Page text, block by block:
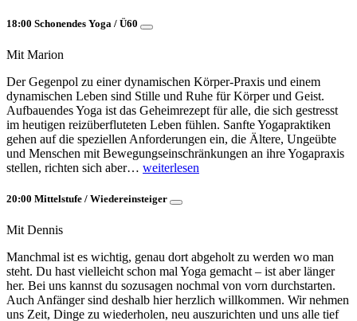
18:00 Schonendes Yoga / Ü60
Mit Marion
Der Gegenpol zu einer dynamischen Körper-Praxis und einem
dynamischen Leben sind Stille und Ruhe für Körper und Geist.
Aufbauendes Yoga ist das Geheimrezept für alle, die sich gestresst
im heutigen reizüberfluteten Leben fühlen. Sanfte Yogapraktiken
gehen auf die speziellen Anforderungen ein, die Ältere, Ungeübte
und Menschen mit Bewegungseinschränkungen an ihre Yogapraxis
stellen, richten sich aber… weiterlesen
20:00 Mittelstufe / Wiedereinsteiger
Mit Dennis
Manchmal ist es wichtig, genau dort abgeholt zu werden wo man
steht. Du hast vielleicht schon mal Yoga gemacht – ist aber länger
her. Bei uns kannst du sozusagen nochmal von vorn durchstarten.
Auch Anfänger sind deshalb hier herzlich willkommen. Wir nehmen
uns Zeit, Dinge zu wiederholen, neu auszurichten und uns alle tief